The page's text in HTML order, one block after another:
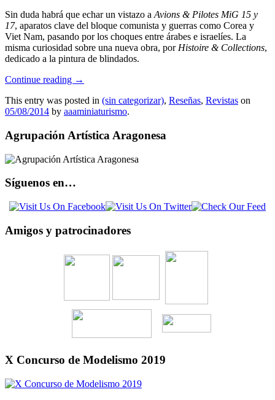
Sin duda habrá que echar un vistazo a Avions & Pilotes MiG 15 y
17, aparatos clave del bloque comunista y guerras como Corea y
Viet Nam, pasando por los choques entre árabes e israelíes. La
misma curiosidad sobre una nueva obra, por Histoire & Collections,
dedicado a la pintura de blindados.
Continue reading →
This entry was posted in (sin categorizar), Reseñas, Revistas on
05/08/2014 by aaaminiaturismo.
Agrupación Artística Aragonesa
Síguenos en…
Amigos y patrocinadores
X Concurso de Modelismo 2019